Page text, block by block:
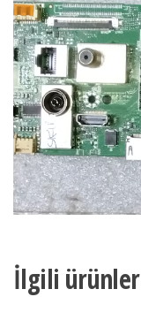
İlgili ürünler